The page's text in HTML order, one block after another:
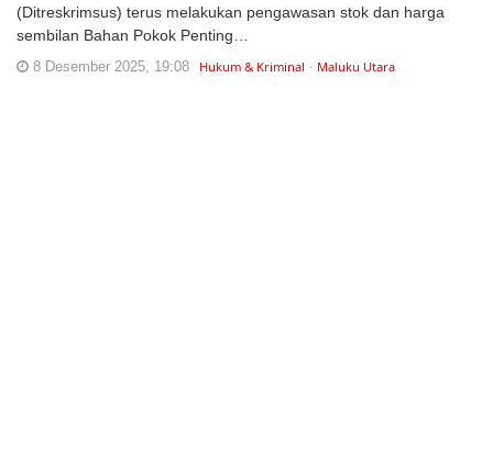
(Ditreskrimsus) terus melakukan pengawasan stok dan harga
sembilan Bahan Pokok Penting…
8 Desember 2025, 19:08 Hukum & Kriminal Maluku Utara